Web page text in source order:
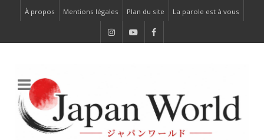
À propos Mentions légales Plan du site La parole est à vous